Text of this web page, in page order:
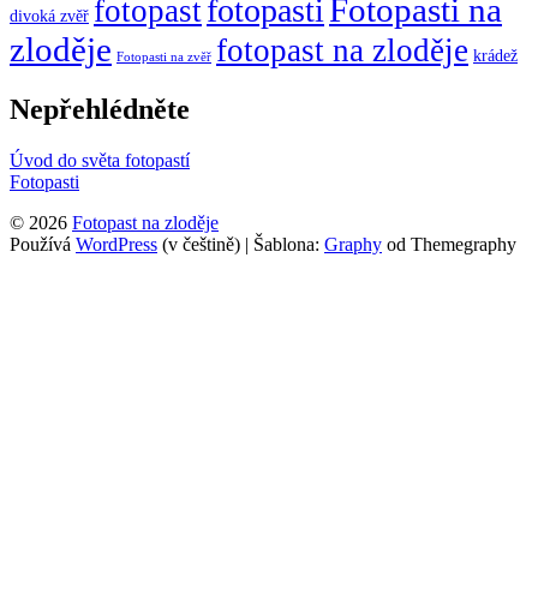
divoká zvěř fotopastfotopastiFotopasti na
zloděje Fotopasti na zvěř fotopast na zloděje krádež
Nepřehlédněte
Úvod do světa fotopastí
Fotopasti
© 2026 Fotopast na zloděje
Používá WordPress (v češtině) | Šablona: Graphy od Themegraphy